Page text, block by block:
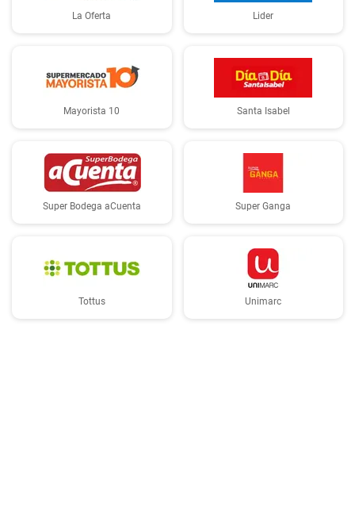
La Oferta Lider
Mayorista 10 Santa Isabel
Super Bodega aCuenta Super Ganga
Tottus Unimarc